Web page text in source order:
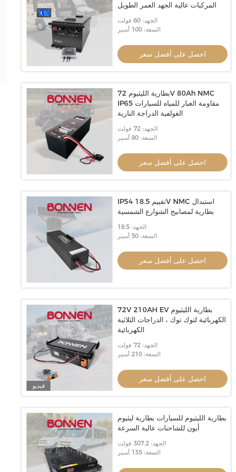
المركبات عالية الجهد العمر الطويل
الجهد: 60 فولت
السعة: 100 أمبير
احصل على أفضل سعر
بطارية الليثيوم 72V 80Ah NMC
IP65 مقاومة الغبار للمياه للسيارات
الغولفية الدراجة النارية
الجهد: 72 فولت
السعة: 80 أمبير
احصل على أفضل سعر
IP54 تقييم 18.5V NMC استبدال
بطارية لمصابيح الشوارع الشمسية
الجهد: 18.5
السعة: 50 أمبير
احصل على أفضل سعر
فيديو
72V 210AH EV بطارية الليثيوم
الكهربائية لتوك توك ، الدراجات الثلاثية
الكهربائية
الجهد: 72 فولت
السعة: 210 أمبير
احصل على أفضل سعر
بطارية الليثيوم للسيارات بطارية ليثيوم
أيون للشاحنات عالية السرعة
الجهد: 307.2 فولت
السعة: 135 أمبير